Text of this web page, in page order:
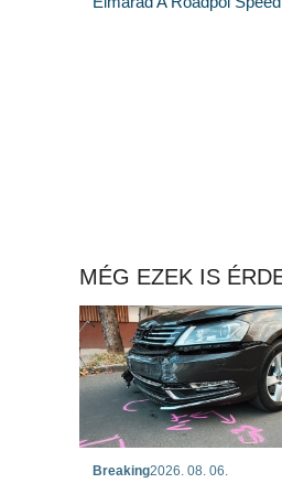
MÉG EZEK IS
Breaking2026. 08. 06.